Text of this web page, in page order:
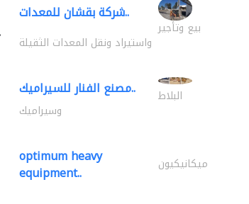
شركة بقشان للمعدات..
بيع وتأجير
واستيراد ونقل المعدات الثقيلة
مصنع الفنار للسيراميك.. البلاط
وسيراميك
optimum heavy
equipment.. ميكانيكيون